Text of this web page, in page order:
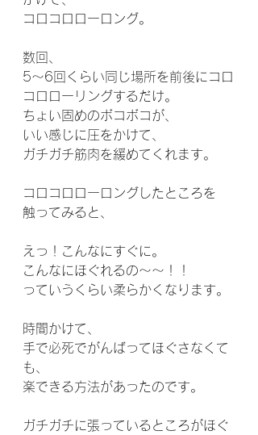
コロコロローロング。
数回、
5～6回くらい同じ場所を前後にコロ
コロローリングするだけ。
ちょい固めのボコボコが、
いい感じに圧をかけて、
ガチガチ筋肉を緩めてくれます。
コロコロローロングしたところを
触ってみると、
えっ！こんなにすぐに。
こんなにほぐれるの～～！！
っていうくらい柔らかくなります。
時間かけて、
手で必死でがんばってほぐさなくて
も、
楽できる方法があったのです。
ガチガチに張っているところがほぐ